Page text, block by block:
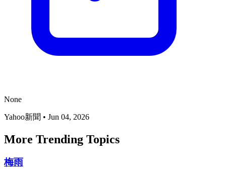
None
Yahoo新聞 • Jun 04, 2026
More Trending Topics
梅雨